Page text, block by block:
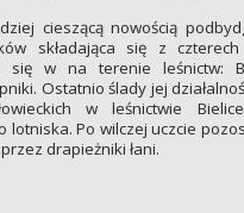
cieszącą nowością
składająca się z
się w na terenie leśnictw:
Ostatnio ślady jej
w leśnictwie
lotniska. Po wilczej uczcie
drapieżniki łani.